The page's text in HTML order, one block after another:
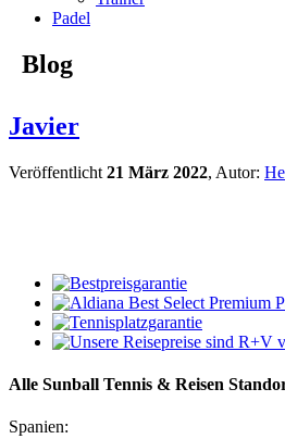
Padel
Blog
Javier
Veröffentlicht 21 März 2022, Autor:
Alle Sunball Tennis & Reisen
Spanien: